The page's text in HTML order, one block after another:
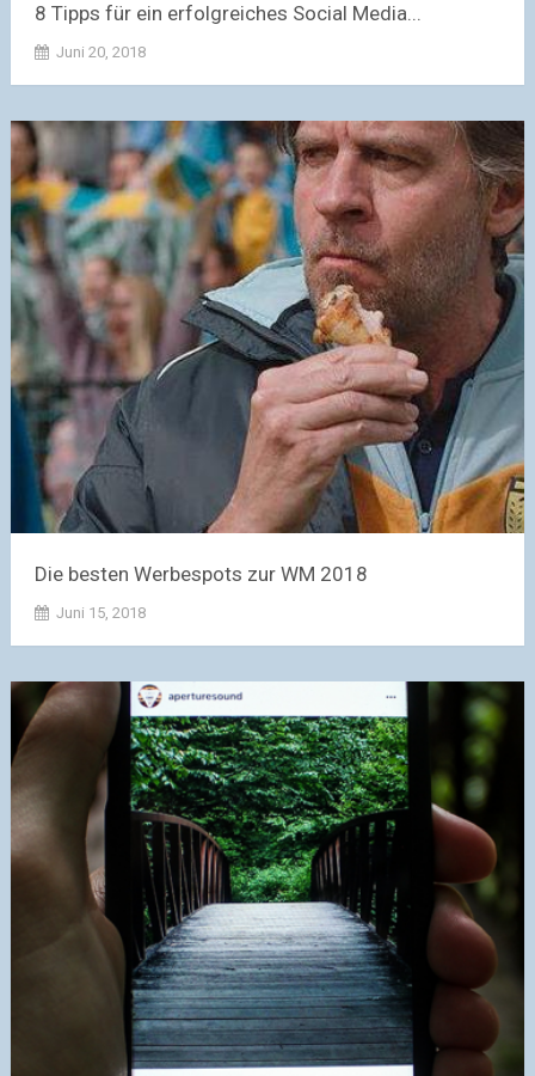
8 Tipps für ein erfolgreiches Social Media...
Juni 20, 2018
Die besten Werbespots zur WM 2018
Juni 15, 2018